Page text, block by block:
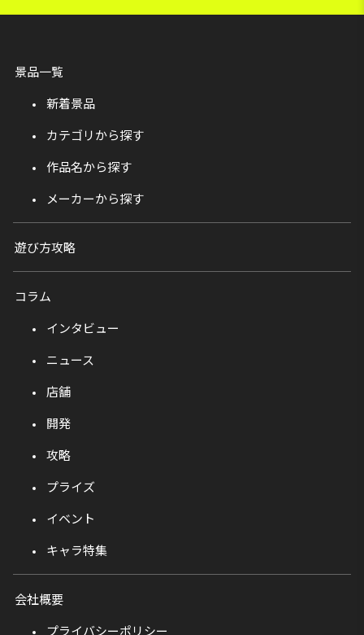
景品一覧
新着景品
カテゴリから探す
作品名から探す
メーカーから探す
遊び方攻略
コラム
インタビュー
ニュース
店舗
開発
攻略
プライズ
イベント
キャラ特集
会社概要
プライバシーポリシー